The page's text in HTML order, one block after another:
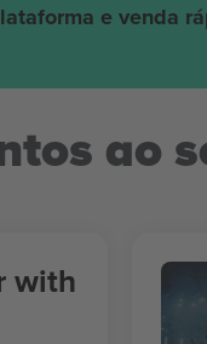
e venda
ao
with